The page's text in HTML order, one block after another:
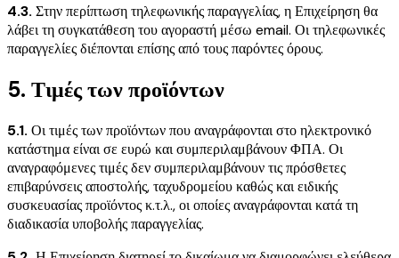
4.3. Στην περίπτωση τηλεφωνικής παραγγελίας, η Επιχείρηση θα
λάβει τη συγκατάθεση του αγοραστή μέσω email. Οι τηλεφωνικές
παραγγελίες διέπονται επίσης από τους παρόντες όρους.
5. Τιμές των προϊόντων
5.1. Οι τιμές των προϊόντων που αναγράφονται στο ηλεκτρονικό
κατάστημα είναι σε ευρώ και συμπεριλαμβάνουν ΦΠΑ. Οι
αναγραφόμενες τιμές δεν συμπεριλαμβάνουν τις πρόσθετες
επιβαρύνσεις αποστολής, ταχυδρομείου καθώς και ειδικής
συσκευασίας προϊόντος κ.τ.λ., οι οποίες αναγράφονται κατά τη
διαδικασία υποβολής παραγγελίας.